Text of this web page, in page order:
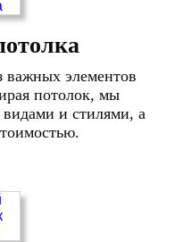
важных элементов
потолок, мы
и стилями, а